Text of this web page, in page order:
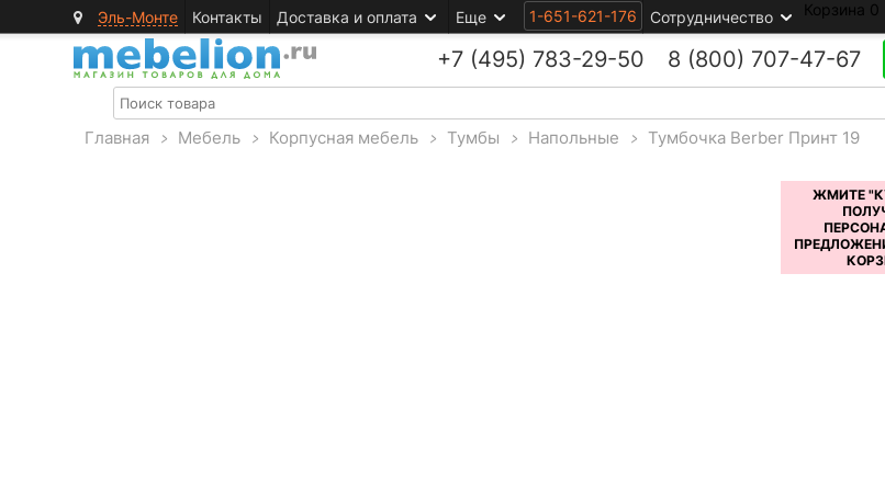
Эль-Монте Контакты Доставка и оплата Еще 1-651-621-176 Сотрудничество Корзина 0
+7 (495) 783-29-50 8 (800) 707-47-67
Главная > Мебель > Корпусная мебель > Тумбы > Напольные > Тумбочка Berber Принт 19